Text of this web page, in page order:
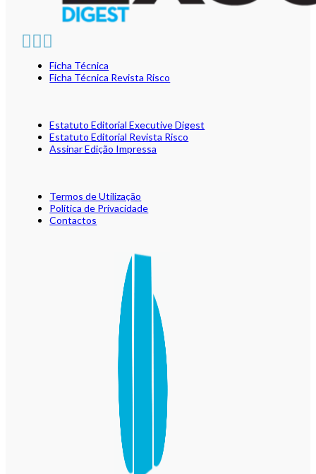
Ficha Técnica
Ficha Técnica Revista Risco
Estatuto Editorial Executive Digest
Estatuto Editorial Revista Risco
Assinar Edição Impressa
Termos de Utilização
Política de Privacidade
Contactos